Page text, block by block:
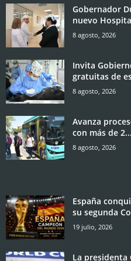
Gobernador
nuevo
8 agosto, 2026
Invita
gratuitas de
8 agosto, 2026
Avanza
con más de 2...
8 agosto, 2026
España
su segunda
19 julio, 2026
La presidenta